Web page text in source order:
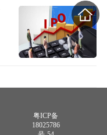
粤ICP备
18025786